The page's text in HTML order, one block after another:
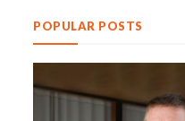
POPULAR POSTS